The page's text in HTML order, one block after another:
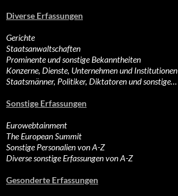
Diverse Erfassungen
Gerichte
Staatsanwaltschaften
Prominente und sonstige Bekanntheiten
Konzerne, Dienste, Unternehmen und Institutionen
Staatsmänner, Politiker, Diktatoren und sonstige…
Sonstige Erfassungen
Eurowebtainment
The European Summit
Sonstige Personalien von A-Z
Diverse sonstige Erfassungen von A-Z
Gesonderte Erfassungen